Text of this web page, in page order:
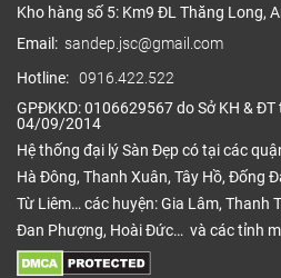
Kho hàng số 5: Km9 ĐL Thăng Long,
Email: sandep.jsc@gmail.com
Hotline: 0916.422.522
GPĐKKD: 0106629567 do Sở KH &
04/09/2014
Hệ thống đại lý Sàn Đẹp có tại các
Hà Đông, Thanh Xuân, Tây Hồ, Đống
Từ Liêm… các huyện: Gia Lâm, Thanh
Đan Phượng, Hoài Đức… và các tỉnh